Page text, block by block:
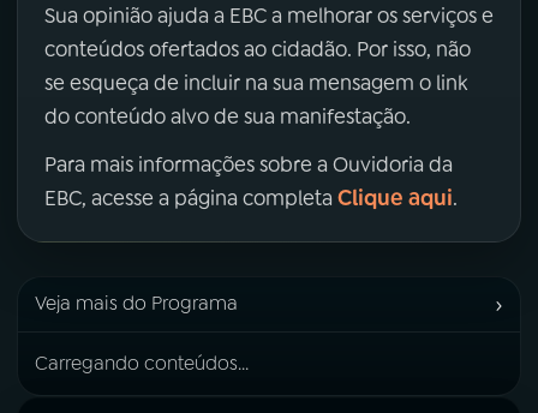
Sua opinião ajuda a EBC a melhorar os serviços e
conteúdos ofertados ao cidadão. Por isso, não
se esqueça de incluir na sua mensagem o link
do conteúdo alvo de sua manifestação.
Para mais informações sobre a Ouvidoria da
EBC, acesse a página completa Clique aqui.
Veja mais do Programa ›
Carregando conteúdos...